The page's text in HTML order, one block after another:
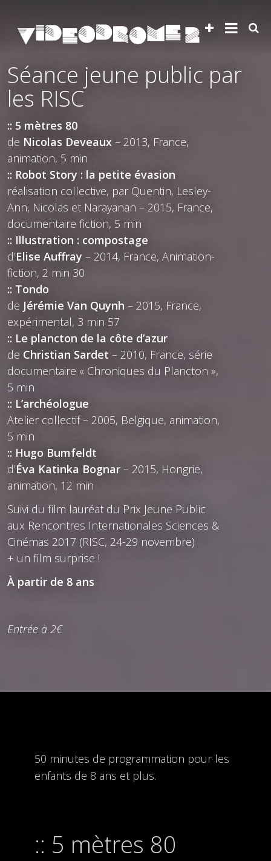
Séance jeune public par
les RISC
:: 5 mètres 80
de Nicolas Deveaux – 2013, France,
animation, 5 min
:: Robot Story : la petite évasion
réalisation collective, par Quentin, Lesley-
Ann, Nicolas et Narayanan – 2015, France,
documentaire fiction, 5 min
:: Illustration : compostage
d’Elise Auffray – 2014, France, Animation-
fiction, 2 min 30
:: Tondo
de Jérémie Van Quynh – 2015, France,
expérimental, 3 min 57
:: Le plancton de la côte d’azur
de Christian Sardet – 2010, France, série
documentaire « Chroniques du Plancton »,
5 min
:: L’archéologue
Atelier collectif – 2005, Belgique, animation,
5 min
:: Hugo Bumfeldt
d’Éva Katinka Bognar – 2015, Hongrie,
animation, 12 min
Suivi du film lauréat du Prix Jeune Public
aux Rencontres Internationales Sciences &
Cinémas 2017 (RISC, 24-29 novembre)
+ un film surprise !
À partir de 8 ans
Entrée à 2€
50 minutes de programmation pour les
enfants de 8 ans et plus.
5 mètres 80